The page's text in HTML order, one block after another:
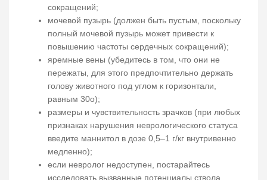
сокращений;
мочевой пузырь (должен быть пустым, поскольку
полный мочевой пузырь может привести к
повышению частоты сердечных сокращений);
яремные вены (убедитесь в том, что они не
пережаты, для этого предпочтительно держать
голову животного под углом к горизонтали,
равным 30о);
размеры и чувствительность зрачков (при любых
признаках нарушения неврологического статуса
введите маннитол в дозе 0,5–1 г/кг внутривенно
медленно);
если невролог недоступен, постарайтесь
исследовать вызванные потенциалы ствола